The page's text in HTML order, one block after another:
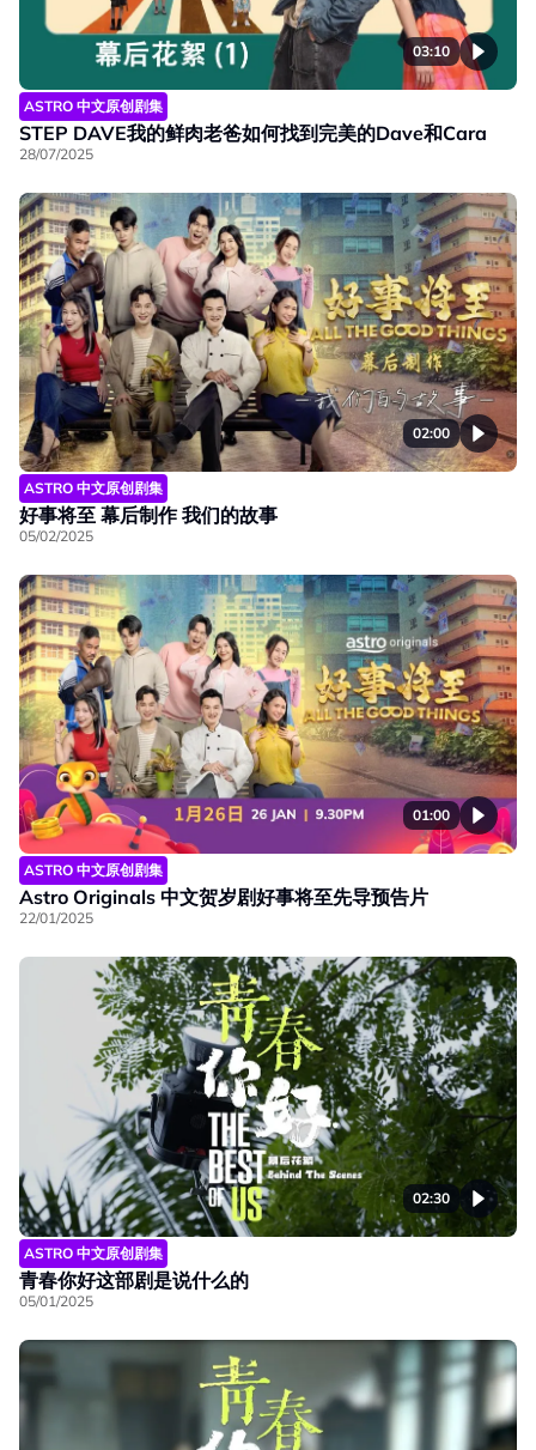
03:10
ASTRO 中文原创剧集
STEP DAVE我的鲜肉老爸如何找到完美的Dave和Cara
28/07/2025
02:00
ASTRO 中文原创剧集
好事将至 幕后制作 我们的故事
05/02/2025
01:00
ASTRO 中文原创剧集
Astro Originals 中文贺岁剧好事将至先导预告片
22/01/2025
02:30
ASTRO 中文原创剧集
青春你好这部剧是说什么的
05/01/2025